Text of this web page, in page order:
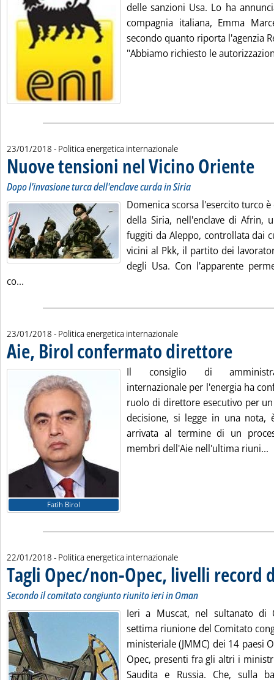
delle sanzioni Usa. Lo ha
compagnia italiana, Emma
secondo quanto riporta l'agenzia
"Abbiamo richiesto le
23/01/2018 - Politica energetica internazionale
Nuove tensioni nel Vicino Oriente
Dopo l'invasione turca dell'enclave curda in Siria
Domenica scorsa l'esercito turco
della Siria, nell'enclave di Afrin,
fuggiti da Aleppo, controllata dai
vicini al Pkk, il partito dei
degli Usa. Con l'apparente
co...
23/01/2018 - Politica energetica internazionale
Aie, Birol confermato direttore
Fatih Birol
Il consiglio di
internazionale per l'energia ha
ruolo di direttore esecutivo per
decisione, si legge in una nota,
arrivata al termine di un
membri dell'Aie nell'ultima riuni...
22/01/2018 - Politica energetica internazionale
Tagli Opec/non-Opec, livelli record
Secondo il comitato congiunto riunito ieri in Oman
Ieri a Muscat, nel sultanato di
settima riunione del Comitato
ministeriale (JMMC) dei 14 paesi
Opec, presenti fra gli altri i
Saudita e Russia. Che, sulla